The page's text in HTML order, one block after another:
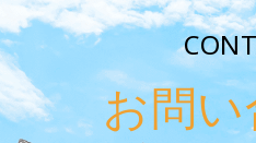
お問